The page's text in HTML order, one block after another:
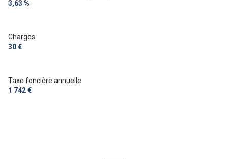
3,63 %
Charges
30 €
Taxe foncière annuelle
1 742 €